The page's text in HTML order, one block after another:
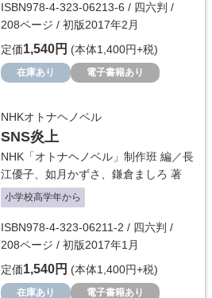
ISBN978-4-323-06213-6 / 四六判 /
208ページ / 初版2017年2月
定価1,540円 (本体1,400円+税)
在庫あり 電子書籍あり
NHKオトナヘノベル
SNS炎上
NHK「オトナヘノベル」制作班 編／長
江優子、 如月かずさ 、 鎌倉ましろ 著
小学校高学年から
ISBN978-4-323-06211-2 / 四六判 /
208ページ / 初版2017年1月
定価1,540円 (本体1,400円+税)
在庫あり 電子書籍あり